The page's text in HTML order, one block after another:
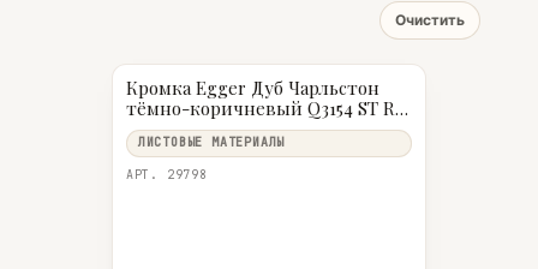
Очистить
Кромка Egger Дуб Чарльстон
тёмно-коричневый Q3154 ST RO
23 мм 0,8 мм
ЛИСТОВЫЕ МАТЕРИАЛЫ
АРТ. 29798